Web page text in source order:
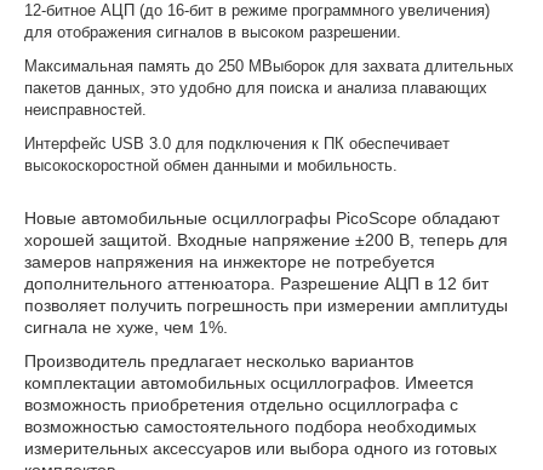
12-битное АЦП (до 16-бит в режиме программного увеличения)
для отображения сигналов в высоком разрешении.
Максимальная память до 250 МВыборок для захвата длительных
пакетов данных, это удобно для поиска и анализа плавающих
неисправностей.
Интерфейс USB 3.0 для подключения к ПК обеспечивает
высокоскоростной обмен данными и мобильность.
Новые автомобильные осциллографы PicoScope обладают
хорошей защитой. Входные напряжение ±200 В, теперь для
замеров напряжения на инжекторе не потребуется
дополнительного аттенюатора. Разрешение АЦП в 12 бит
позволяет получить погрешность при измерении амплитуды
сигнала не хуже, чем 1%.
Производитель предлагает несколько вариантов
комплектации автомобильных осциллографов. Имеется
возможность приобретения отдельно осциллографа с
возможностью самостоятельного подбора необходимых
измерительных аксессуаров или выбора одного из готовых